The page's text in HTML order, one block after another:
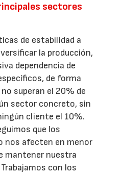
sectores
de estabilidad a
la producción,
dependencia de
de forma
superan el 20% de
sector concreto, sin
cliente el 10%.
que los
nos afecten en menor
mantener nuestra
con los